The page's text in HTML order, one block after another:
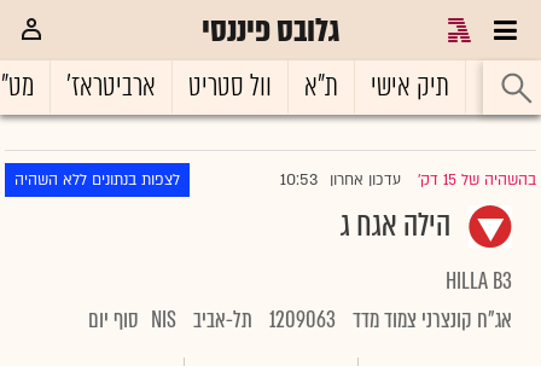
גלובס פיננסי
ראשי תיק אישי ת"א וול סטריט ארביטראז'
בהשהיה של 15 דק' |עדכון אחרון 10:53 לצפות בנתונים ללא השהיה
הילה אגח ג
HILLA B3
אג"ח קונצרני צמוד מדד 1209063 תל-אביב NIS סוף יום